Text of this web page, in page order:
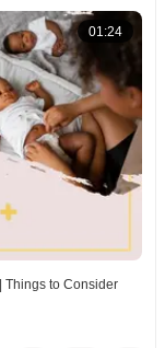
01:24
to Consider